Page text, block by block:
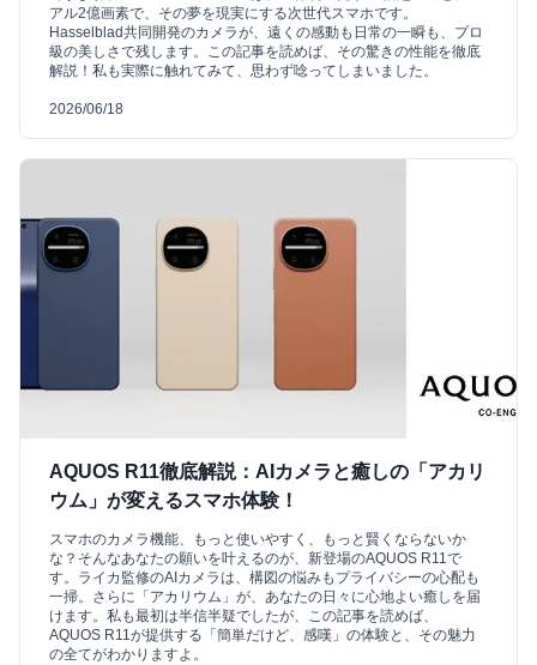
アル2億画素で、その夢を現実にする次世代スマホです。
Hasselblad共同開発のカメラが、遠くの感動も日常の一瞬も、プロ
級の美しさで残します。この記事を読めば、その驚きの性能を徹底
解説！私も実際に触れてみて、思わず唸ってしまいました。
2026/06/18
AQUOS R11徹底解説：AIカメラと癒しの「アカリ
ウム」が変えるスマホ体験！
スマホのカメラ機能、もっと使いやすく、もっと賢くならないか
な？そんなあなたの願いを叶えるのが、新登場のAQUOS R11で
す。ライカ監修のAIカメラは、構図の悩みもプライバシーの心配も
一掃。さらに「アカリウム」が、あなたの日々に心地よい癒しを届
けます。私も最初は半信半疑でしたが、この記事を読めば、
AQUOS R11が提供する「簡単だけど、感嘆」の体験と、その魅力
の全てがわかりますよ。